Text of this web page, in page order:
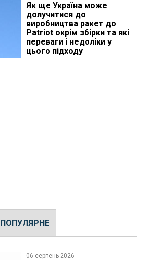
Як ще Україна може
долучитися до
виробництва ракет до
Patriot окрім збірки та які
переваги і недоліки у
цього підходу
ПОПУЛЯРНЕ
06 серпень 2026